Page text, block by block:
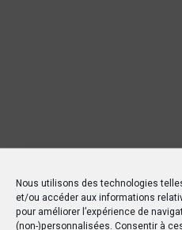
Nous utilisons des technologies
et/ou accéder aux informations
pour améliorer l’expérience de
(non-)personnalisées. Consentir à